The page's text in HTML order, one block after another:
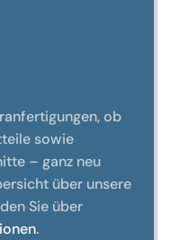
ob
sowie
– ganz neu
über unsere
Sie über
.